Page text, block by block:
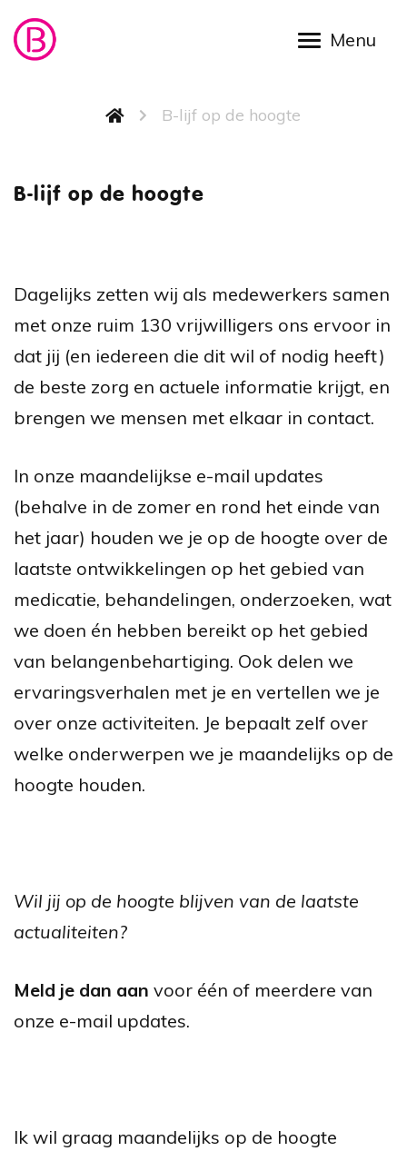
Overslaan en naar de inhoud gaan
Kruimelpad B-lijf op de hoogte
B-lijf op de hoogte
Dagelijks zetten wij als medewerkers samen
met onze ruim 130 vrijwilligers ons ervoor in
dat jij (en iedereen die dit wil of nodig heeft)
de beste zorg en actuele informatie krijgt, en
brengen we mensen met elkaar in contact.
In onze maandelijkse e-mail updates
(behalve in de zomer en rond het einde van
het jaar) houden we je op de hoogte over de
laatste ontwikkelingen op het gebied van
medicatie, behandelingen, onderzoeken, wat
we doen én hebben bereikt op het gebied
van belangenbehartiging. Ook delen we
ervaringsverhalen met je en vertellen we je
over onze activiteiten. Je bepaalt zelf over
welke onderwerpen we je maandelijks op de
hoogte houden.
Wil jij op de hoogte blijven van de laatste
actualiteiten?
Meld je dan aan voor één of meerdere van
onze e-mail updates.
Ik wil graag maandelijks op de hoogte